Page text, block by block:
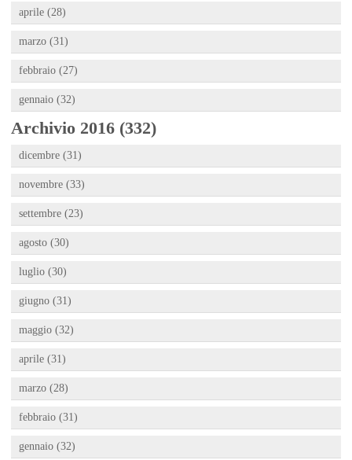
aprile (28)
marzo (31)
febbraio (27)
gennaio (32)
Archivio 2016 (332)
dicembre (31)
novembre (33)
settembre (23)
agosto (30)
luglio (30)
giugno (31)
maggio (32)
aprile (31)
marzo (28)
febbraio (31)
gennaio (32)